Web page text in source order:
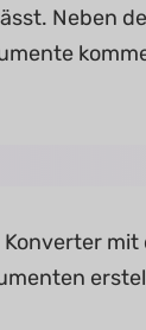
Neben